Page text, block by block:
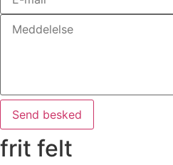
Send besked
frit felt